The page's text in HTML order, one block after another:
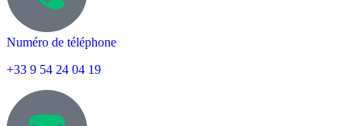
Numéro de téléphone
+33 9 54 24 04 19